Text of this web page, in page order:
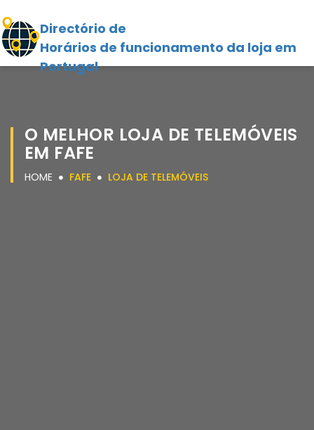
Directório de
Horários de funcionamento da loja em
Portugal
O MELHOR LOJA DE TELEMÓVEIS
EM FAFE
HOME FAFE LOJA DE TELEMÓVEIS